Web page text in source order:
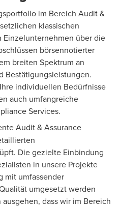
im Bereich Audit &
klassischen
Einzelunternehmen über die
börsennotierter
breiten Spektrum an
Bestätigungsleistungen.
individuellen Bedürfnisse
auch umfangreiche
Services.
Audit & Assurance
Die gezielte Einbindung
in unsere Projekte
mit umfassender
umgesetzt werden
dass wir im Bereich